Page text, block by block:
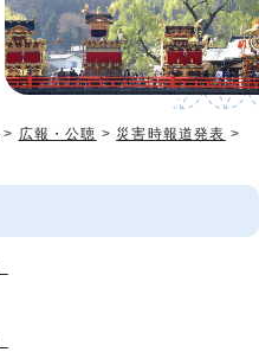
> 広報・公聴 > 災害時報道発表 >